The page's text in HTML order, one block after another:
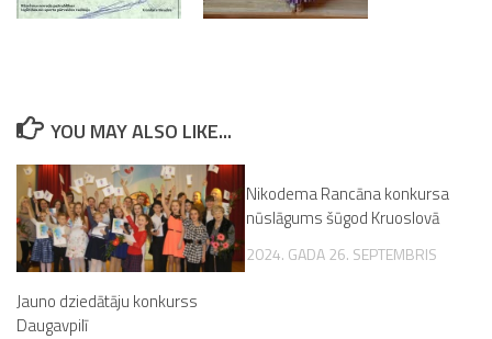
YOU MAY ALSO LIKE...
Jauno dziedātāju konkurss
Daugavpilī
Nikodema Rancāna konkursa
nūslāgums šūgod Kruoslovā
2024. GADA 26. SEPTEMBRIS